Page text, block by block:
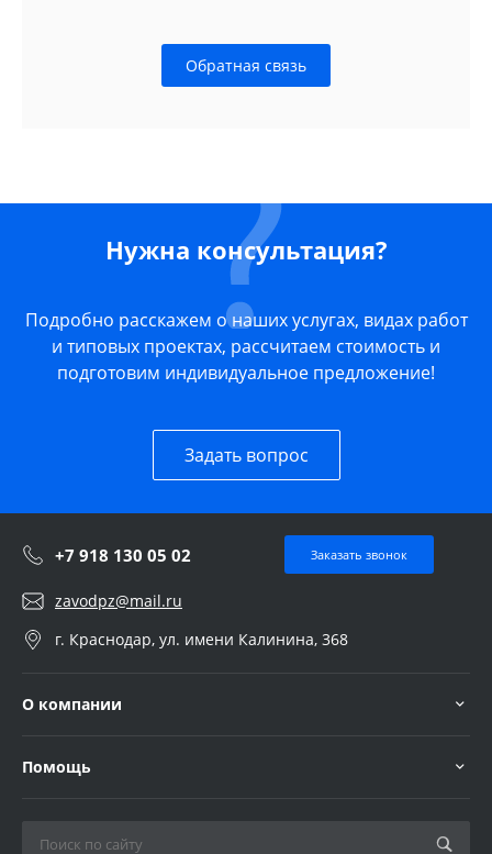
Обратная связь
Нужна консультация?
Подробно расскажем о наших услугах, видах работ
и типовых проектах, рассчитаем стоимость и
подготовим индивидуальное предложение!
Задать вопрос
+7 918 130 05 02 Заказать звонок
zavodpz@mail.ru
г. Краснодар, ул. имени Калинина, 368
О компании
Помощь